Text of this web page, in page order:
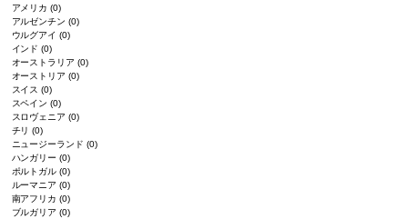
アメリカ(0)
アルゼンチン(0)
ウルグアイ(0)
インド(0)
オーストラリア(0)
オーストリア(0)
スイス(0)
スペイン(0)
スロヴェニア(0)
チリ(0)
ニュージーランド(0)
ハンガリー(0)
ポルトガル(0)
ルーマニア(0)
南アフリカ(0)
ブルガリア(0)